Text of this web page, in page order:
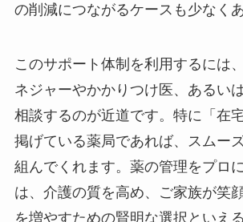
の削減につながるケースも少なく
このサポート体制を利用するには
ネジャーやかかりつけ医、あるい
相談するのが近道です。特に「在
掲げている薬局であれば、スムー
組んでくれます。薬の管理をプロ
は、介護の質を高め、ご家族が笑
を増やすための賢明な選択といえ